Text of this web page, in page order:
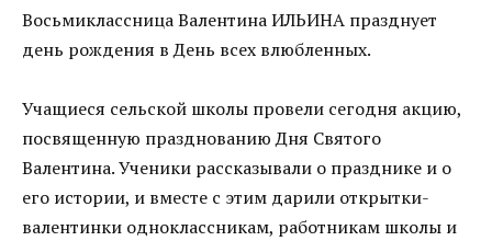
Восьмиклассница Валентина ИЛЬИНА празднует
день рождения в День всех влюбленных.
Учащиеся сельской школы провели сегодня акцию,
посвященную празднованию Дня Святого
Валентина. Ученики рассказывали о празднике и о
его истории, и вместе с этим дарили открытки-
валентинки одноклассникам, работникам школы и